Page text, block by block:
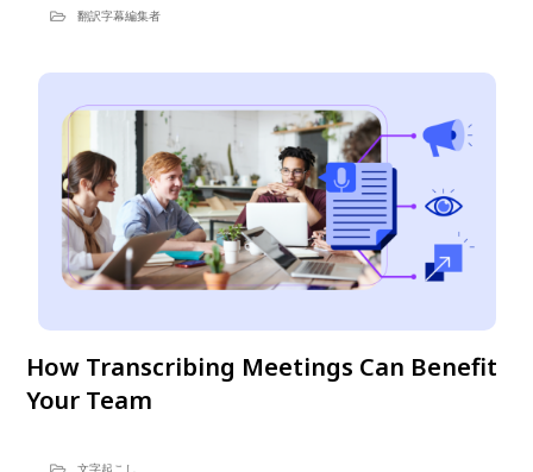
翻訳字幕編集者
How Transcribing Meetings Can Benefit
Your Team
文字起こし